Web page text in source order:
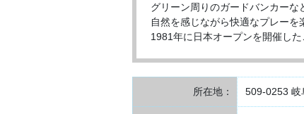
グリーン周りのガードバンカーな
自然を感じながら快適なプレーを
1981年に日本オープンを開催し
所在地： 509-0253 岐